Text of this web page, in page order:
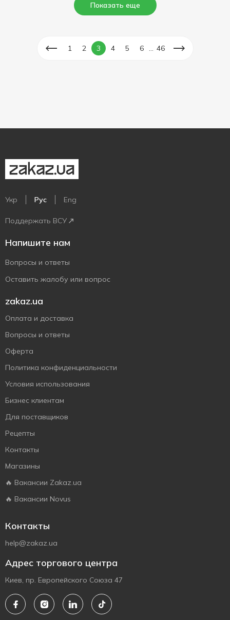
Показать еще
1 2 3 4 5 6 46
Укр Рус Eng
Поддержать ВСУ
Напишите нам
Вопросы и ответы
Оставить жалобу или вопрос
zakaz.ua
Оплата и доставка
Вопросы и ответы
Оферта
Политика конфиденциальности
Условия использования
Бизнес клиентам
Для поставщиков
Рецепты
Контакты
Магазины
🔥 Вакансии Zakaz.ua
🔥 Вакансии Novus
Контакты
help@zakaz.ua
Адрес торгового центра
Киев, пр. Европейского Союза 47